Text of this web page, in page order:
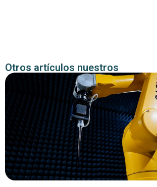
Otros artículos nuestros